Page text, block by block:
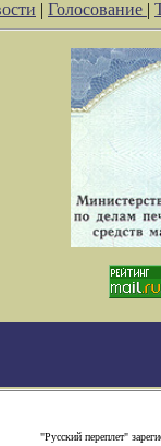
| Голосование |
"Русский переплет"